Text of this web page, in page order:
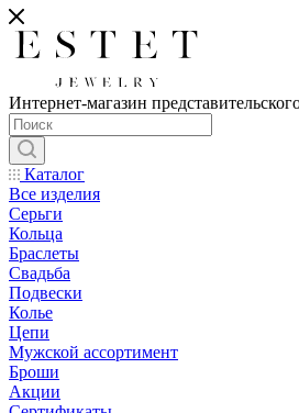
Интернет-магазин
Каталог
Все изделия
Серьги
Кольца
Браслеты
Свадьба
Подвески
Колье
Цепи
Мужской ассортимент
Броши
Акции